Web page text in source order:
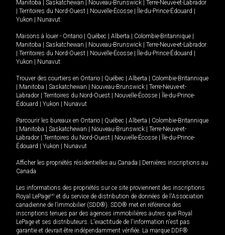
Manitoba
Saskatchewan Nouveau-Brunswick
Terre-Neuve-et-Labrador
Territoires du Nord-Ouest Nouvelle-Écosse Île-du-Prince-Édouard
Yukon
Nunavut.
Maisons à louer - Ontario Québec Alberta Colombie-Britannique
Manitoba
Saskatchewan Nouveau-Brunswick
Terre-Neuve-et-Labrador
Territoires du Nord-Ouest Nouvelle-Écosse Île-du-Prince-Édouard
Yukon
Nunavut.
Trouver des courtiers en Ontario Québec Alberta
Colombie-Britannique
Manitoba Saskatchewan Nouveau-Brunswick
Terre-Neuve-et-
Labrador
Territoires du Nord-Ouest Nouvelle-Écosse
Île-du-Prince-
Édouard
Yukon Nunavut
Parcourir les bureaux en Ontario Québec Alberta
Colombie-Britannique
Manitoba Saskatchewan Nouveau-Brunswick
Terre-Neuve-et-
Labrador
Territoires du Nord-Ouest Nouvelle-Écosse
Île-du-Prince-
Édouard
Yukon Nunavut
Afficher les propriétés résidentielles au Canada
Dernières inscriptions au
Canada
Les informations des propriétés sur ce site proviennent des inscriptions
Royal LePageMD et du service de distribution de données de l'Association
canadienne de l’immobilier (SDD®). SDD® met en référence des
inscriptions tenues par des agences immobilières autres que Royal
LePage et ses distributeurs. L'exactitude de l'information n'est pas
garantie et devrait être indépendamment vérifiée. La marque DDF®